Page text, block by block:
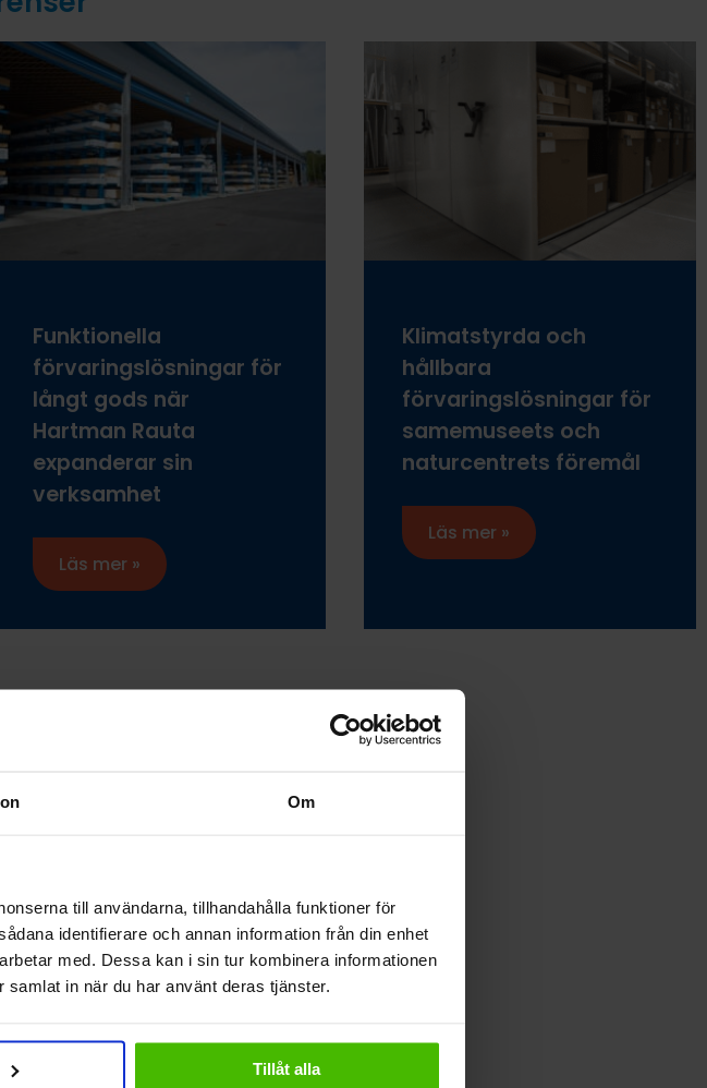
Om
till användarna, tillhandahålla funktioner för
identifierare och annan information från din enhet
med. Dessa kan i sin tur kombinera informationen
in när du har använt deras tjänster.
Tillåt alla
Funktionella
förvaringslösningar för
långt gods när
Hartman Rauta
expanderar sin
verksamhet
Läs mer »
Klimatstyrda och
hållbara
förvaringslösningar för
samemuseets och
naturcentrets föremål
Läs mer »